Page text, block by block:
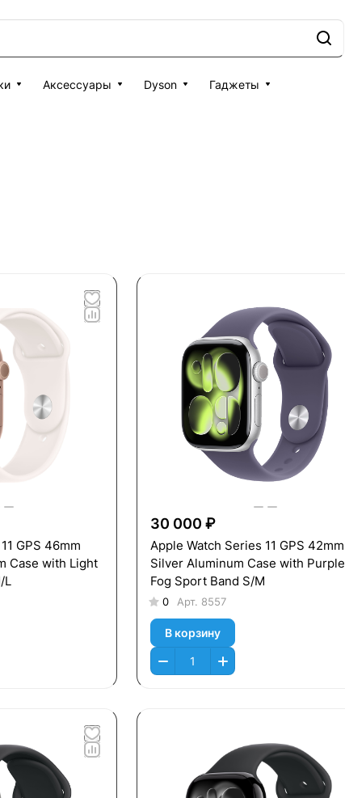
Аксессуары Dyson Гаджеты
GPS 46mm
Case with Light
L
30 000 ₽
Apple Watch Series 11 GPS 42mm
Silver Aluminum Case with Purple
Fog Sport Band S/M
0 Арт. 8557
В корзину